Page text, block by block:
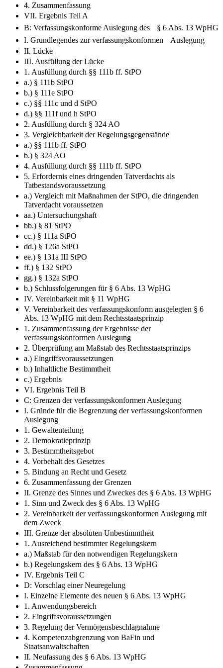
4. Zusammenfassung
VII. Ergebnis Teil A
B: Verfassungskonforme Auslegung des § 6 Abs. 13 WpHG
I. Grundlegendes zur verfassungskonformen Auslegung
II. Lücke
III. Ausfüllung der Lücke
1. Ausfüllung durch §§ 111b ff. StPO
a.) § 111b StPO
b.) § 111e StPO
c.) §§ 111c und d StPO
d.) §§ 111f und h StPO
2. Ausfüllung durch § 324 AO
3. Vergleichbarkeit der Regelungsgegenstände
a.) §§ 111b ff. StPO
b.) § 324 AO
4. Ausfüllung durch §§ 111b ff. StPO
5. Erfordernis eines dringenden Tatverdachts als
Tatbestandsvoraussetzung
a.) Vergleich mit Maßnahmen der StPO, die dringenden
Tatverdacht voraussetzen
aa.) Untersuchungshaft
bb.) § 81 StPO
cc.) § 111a StPO
dd.) § 126a StPO
ee.) § 131a III StPO
ff.) § 132 StPO
gg.) § 132a StPO
b.) Schlussfolgerungen für § 6 Abs. 13 WpHG
IV. Vereinbarkeit mit § 11 WpHG
V. Vereinbarkeit des verfassungskonform ausgelegten § 6
Abs. 13 WpHG mit dem Rechtsstaatsprinzip
1. Zusammenfassung der Ergebnisse der
verfassungskonformen Auslegung
2. Überprüfung am Maßstab des Rechtsstaatsprinzips
a.) Eingriffsvoraussetzungen
b.) Inhaltliche Bestimmtheit
c.) Ergebnis
VI. Ergebnis Teil B
C: Grenzen der verfassungskonformen Auslegung
I. Gründe für die Begrenzung der verfassungskonformen
Auslegung
1. Gewaltenteilung
2. Demokratieprinzip
3. Bestimmtheitsgebot
4. Vorbehalt des Gesetzes
5. Bindung an Recht und Gesetz
6. Zusammenfassung der Grenzen
II. Grenze des Sinnes und Zweckes des § 6 Abs. 13 WpHG
1. Sinn und Zweck des § 6 Abs. 13 WpHG
2. Vereinbarkeit der verfassungskonformen Auslegung mit
dem Zweck
III. Grenze der absoluten Unbestimmtheit
1. Ausreichend bestimmter Regelungskern
a.) Maßstab für den notwendigen Regelungskern
b.) Regelungskern des § 6 Abs. 13 WpHG
IV. Ergebnis Teil C
D: Vorschlag einer Neuregelung
I. Einzelne Elemente des neuen § 6 Abs. 13 WpHG
1. Anwendungsbereich
2. Eingriffsvoraussetzungen
3. Regelung der Vermögensbeschlagnahme
4. Kompetenzabgrenzung von BaFin und
Staatsanwaltschaften
II. Neufassung des § 6 Abs. 13 WpHG